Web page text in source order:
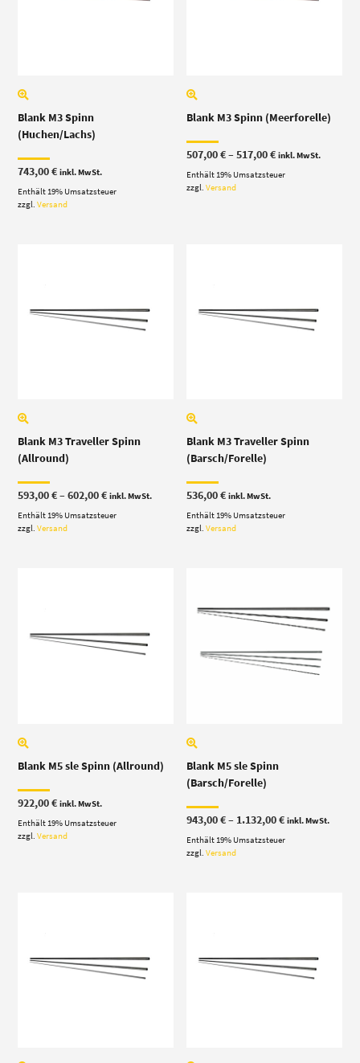
Blank M3 Spinn
(Huchen/Lachs)
743,00€ inkl. MwSt.
Enthält 19% Umsatzsteuer
zzgl.Versand
Blank M3 Spinn (Meerforelle)
507,00€–517,00€Preisspanne:
bis
inkl. MwSt.
Enthält 19% Umsatzsteuer
zzgl.Versand
Blank M3 Traveller Spinn
(Allround)
593,00€–602,00€Preisspanne:
bis
inkl. MwSt.
Enthält 19% Umsatzsteuer
zzgl.Versand
Blank M3 Traveller Spinn
(Barsch/Forelle)
536,00€ inkl. MwSt.
Enthält 19% Umsatzsteuer
zzgl.Versand
Blank M5 sle Spinn (Allround)
922,00€ inkl. MwSt.
Enthält 19% Umsatzsteuer
zzgl.Versand
Blank M5 sle Spinn
(Barsch/Forelle)
943,00€– 1.132,00€Preisspanne:
bis
inkl. MwSt.
Enthält 19% Umsatzsteuer
zzgl.Versand